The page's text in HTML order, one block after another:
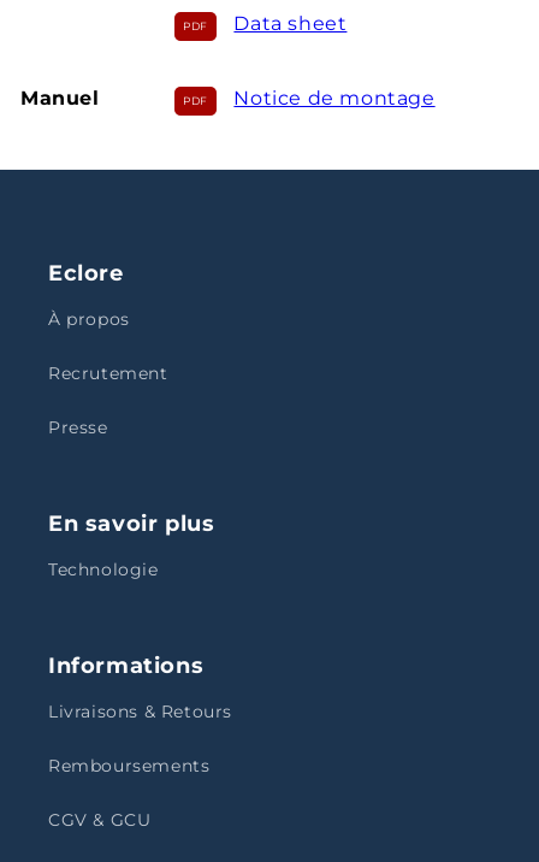
Data sheet
Manuel Notice de montage
Eclore
À propos
Recrutement
Presse
En savoir plus
Technologie
Informations
Livraisons & Retours
Remboursements
CGV & GCU